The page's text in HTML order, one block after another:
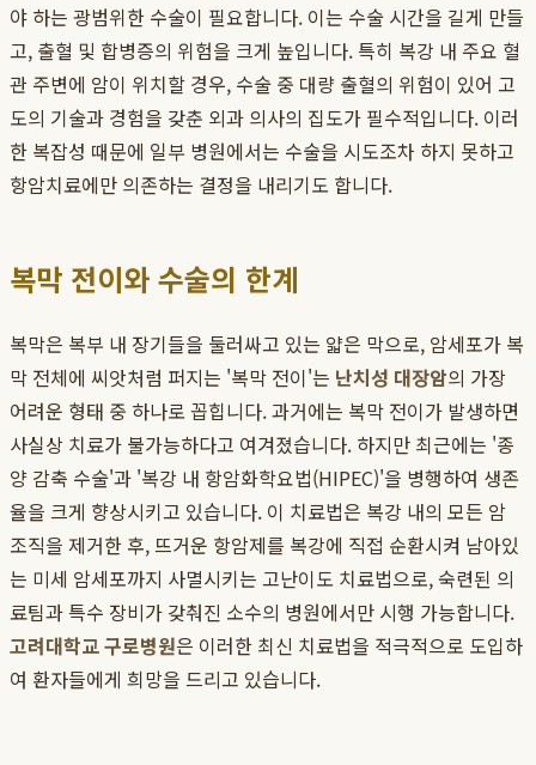
야 하는 광범위한 수술이 필요합니다. 이는 수술 시간을 길게 만들
고, 출혈 및 합병증의 위험을 크게 높입니다. 특히 복강 내 주요 혈
관 주변에 암이 위치할 경우, 수술 중 대량 출혈의 위험이 있어 고
도의 기술과 경험을 갖춘 외과 의사의 집도가 필수적입니다. 이러
한 복잡성 때문에 일부 병원에서는 수술을 시도조차 하지 못하고
항암치료에만 의존하는 결정을 내리기도 합니다.
복막 전이와 수술의 한계
복막은 복부 내 장기들을 둘러싸고 있는 얇은 막으로, 암세포가 복
막 전체에 씨앗처럼 퍼지는 '복막 전이'는 난치성 대장암의 가장
어려운 형태 중 하나로 꼽힙니다. 과거에는 복막 전이가 발생하면
사실상 치료가 불가능하다고 여겨졌습니다. 하지만 최근에는 '종
양 감축 수술'과 '복강 내 항암화학요법(HIPEC)'을 병행하여 생존
율을 크게 향상시키고 있습니다. 이 치료법은 복강 내의 모든 암
조직을 제거한 후, 뜨거운 항암제를 복강에 직접 순환시켜 남아있
는 미세 암세포까지 사멸시키는 고난이도 치료법으로, 숙련된 의
료팀과 특수 장비가 갖춰진 소수의 병원에서만 시행 가능합니다.
고려대학교 구로병원은 이러한 최신 치료법을 적극적으로 도입하
여 환자들에게 희망을 드리고 있습니다.